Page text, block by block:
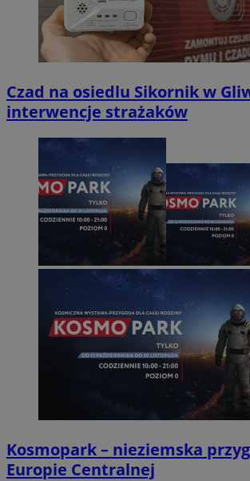
Czad na osiedlu Sikornik w
interwencje strażaków
Kosmopark – nieziemska
Europie Centralnej